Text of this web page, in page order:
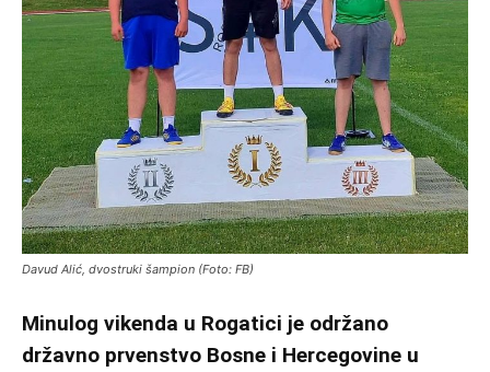
Davud Alić, dvostruki šampion (Foto: FB)
Minulog vikenda u Rogatici je održano
državno prvenstvo Bosne i Hercegovine u